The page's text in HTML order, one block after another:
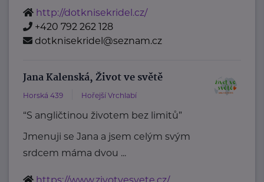
http://dotknisekridel.cz/
+420 792 262 128
dotknisekridel@seznam.cz
Jana Kalenská, Život ve světě
Horská 439 Hořejší Vrchlabí
“S angličtinou životem bez limitů”
Jmenuji se Jana a jsem celým svým
srdcem máma dvou ...